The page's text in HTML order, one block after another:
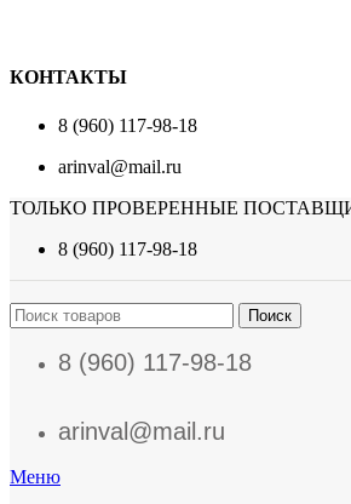
КОНТАКТЫ
8 (960) 117-98-18
arinval@mail.ru
ТОЛЬКО ПРОВЕРЕННЫЕ
8 (960) 117-98-18
Поиск
8 (960) 117-98-18
arinval@mail.ru
Меню